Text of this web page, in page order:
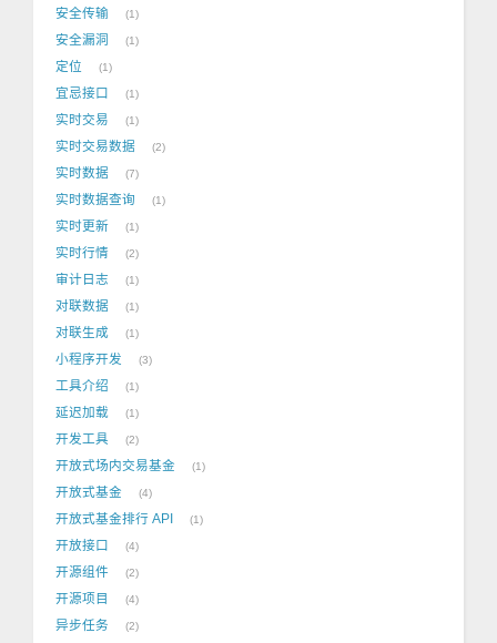
安全传输 1
安全漏洞 1
定位 1
宜忌接口 1
实时交易 1
实时交易数据 2
实时数据 7
实时数据查询 1
实时更新 1
实时行情 2
审计日志 1
对联数据 1
对联生成 1
小程序开发 3
工具介绍 1
延迟加载 1
开发工具 2
开放式场内交易基金 1
开放式基金 4
开放式基金排行 API 1
开放接口 4
开源组件 2
开源项目 4
异步任务 2